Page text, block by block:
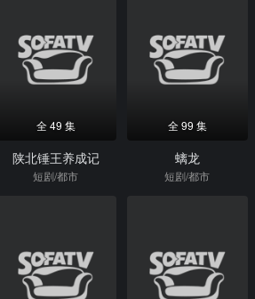
全 49 集
陕北锤王养成记
短剧/都市
全 99 集
螭龙
短剧/都市